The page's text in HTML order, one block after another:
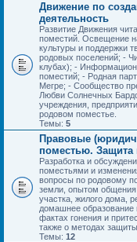
Движение по
деятельность
Развитие Движения
поместий. Освещение
культуры и поддержки
родовых поселений; -
клубах); -
поместий; - Родная
Мегре; - Сообщество
Любви Солнечных
учреждения,
родовом поместье.
Темы: 5
Правовые
поместью. Защита
Разработка и
поместьями и
вопросы по родовому
земли, опытом общения
участка, жилого дома,
домашнее образование
фактах гонения и
также о методах
Темы: 12